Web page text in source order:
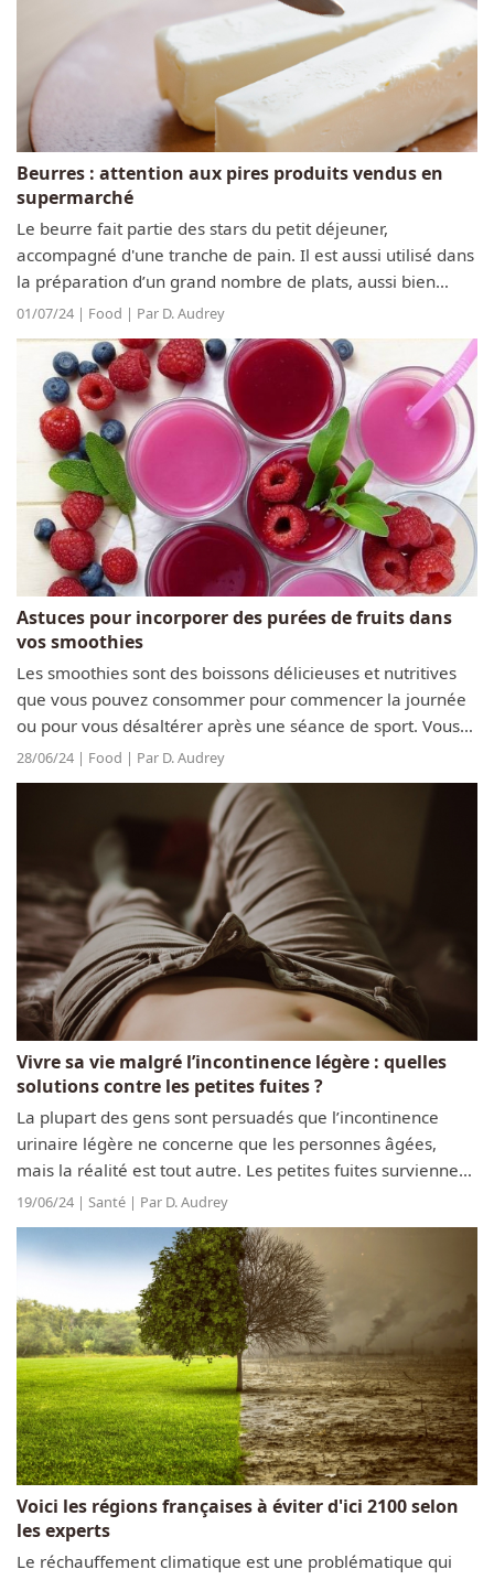
Beurres : attention aux pires produits vendus en
supermarché
Le beurre fait partie des stars du petit déjeuner,
accompagné d'une tranche de pain. Il est aussi utilisé dans
la préparation d’un grand nombre de plats, aussi bien
salés que sucrés. Il en existe de toutes sortes, de multiples
marques et...
01/07/24 | Food | Par D. Audrey
Astuces pour incorporer des purées de fruits dans
vos smoothies
Les smoothies sont des boissons délicieuses et nutritives
que vous pouvez consommer pour commencer la journée
ou pour vous désaltérer après une séance de sport. Vous
pouvez ajouter des purées de fruits pour enrichir leur
saveur et leurs bienfaits...
28/06/24 | Food | Par D. Audrey
Vivre sa vie malgré l’incontinence légère : quelles
solutions contre les petites fuites ?
La plupart des gens sont persuadés que l’incontinence
urinaire légère ne concerne que les personnes âgées,
mais la réalité est tout autre. Les petites fuites surviennent
aussi chez les gens plus jeunes, les hommes comme les
femmes. Ces accidents...
19/06/24 | Santé | Par D. Audrey
Voici les régions françaises à éviter d'ici 2100 selon
les experts
Le réchauffement climatique est une problématique qui